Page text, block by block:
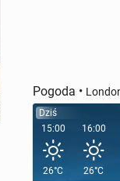
Pogoda •
Dziś
15:00
26°C
16:00
26°C